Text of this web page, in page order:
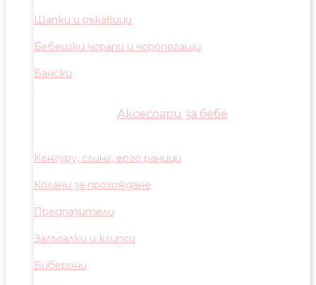
Шапки и ръкавици
Бебешки чорапи и чоропогащи
Бански
Аксесоари за бебе
Кенгуру, слинг, ерго раници
Колани за прохождане
Предпазители
Залъгалки и клипси
Биберони